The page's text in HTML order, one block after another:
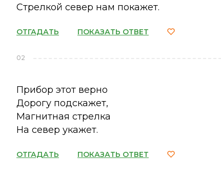
Стрелкой север нам покажет.
ОТГАДАТЬ ПОКАЗАТЬ ОТВЕТ
02
Прибор этот верно
Дорогу подскажет,
Магнитная стрелка
На север укажет.
ОТГАДАТЬ ПОКАЗАТЬ ОТВЕТ